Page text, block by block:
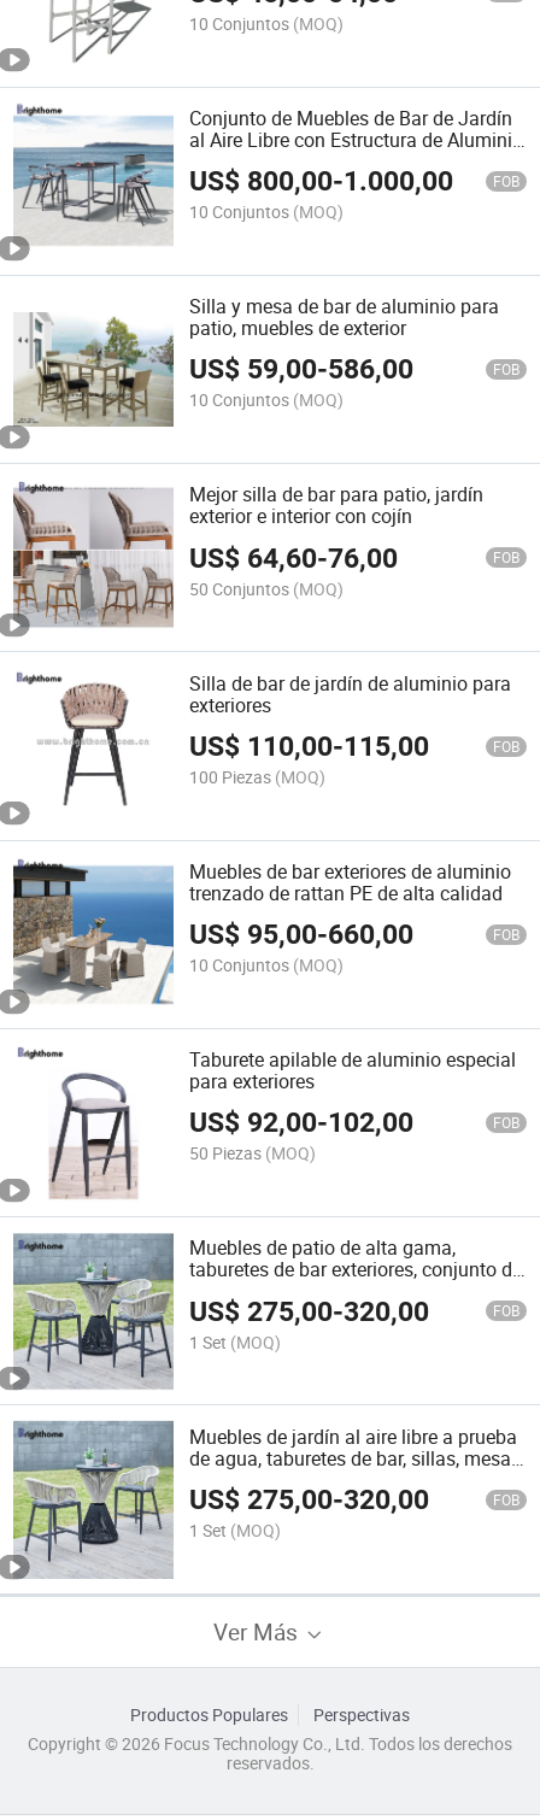
10 Conjuntos (MOQ)
Conjunto de Muebles de Bar de Jardín
al Aire Libre con Estructura de Aluminio
de Diseño Moderno 4 Asientos
US$ 800,00-1.000,00 FOB
10 Conjuntos (MOQ)
Silla y mesa de bar de aluminio para
patio, muebles de exterior
US$ 59,00-586,00 FOB
10 Conjuntos (MOQ)
Mejor silla de bar para patio, jardín
exterior e interior con cojín
US$ 64,60-76,00 FOB
50 Conjuntos (MOQ)
Silla de bar de jardín de aluminio para
exteriores
US$ 110,00-115,00 FOB
100 Piezas (MOQ)
Muebles de bar exteriores de aluminio
trenzado de rattan PE de alta calidad
US$ 95,00-660,00 FOB
10 Conjuntos (MOQ)
Taburete apilable de aluminio especial
para exteriores
US$ 92,00-102,00 FOB
50 Piezas (MOQ)
Muebles de patio de alta gama,
taburetes de bar exteriores, conjunto de
US$275,00-320,00 FOB
1 Set (MOQ)
Muebles de jardín al aire libre a prueba
de agua, taburetes de bar, sillas, mesa,
conjuntos de bar
US$275,00-320,00 FOB
1 Set (MOQ)
Ver Más
Productos Populares
Perspectivas
Copyright © 2026 Focus Technology Co., Ltd. Todos los derechos
reservados.